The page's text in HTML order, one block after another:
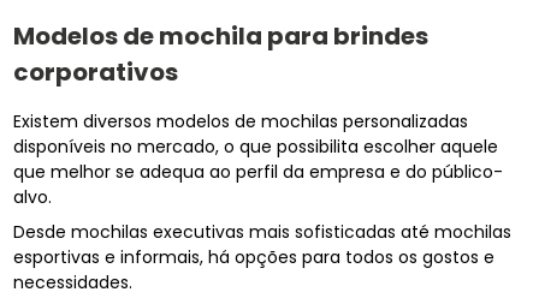
Modelos de mochila para brindes
corporativos
Existem diversos modelos de mochilas personalizadas
disponíveis no mercado, o que possibilita escolher aquele
que melhor se adequa ao perfil da empresa e do público-
alvo.
Desde mochilas executivas mais sofisticadas até mochilas
esportivas e informais, há opções para todos os gostos e
necessidades.